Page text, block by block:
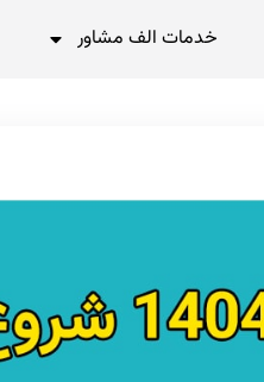
خدمات الف مشاور